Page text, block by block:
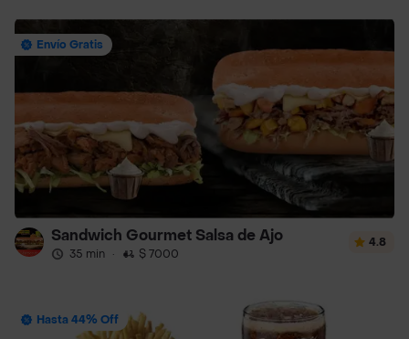
Envío Gratis
Sandwich Gourmet Salsa de Ajo
35 min · $ 7000
4.8
Hasta 44% Off